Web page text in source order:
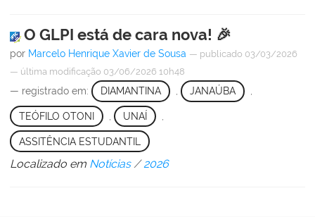
O GLPI está de cara nova! 🎉
por Marcelo Henrique Xavier de Sousa — publicado 03/03/2026
— última modificação 03/06/2026 10h48
— registrado em: DIAMANTINA , JANAÚBA ,
TEÓFILO OTONI UNAÍ
ASSITÊNCIA ESTUDANTIL
Localizado em Notícias /2026